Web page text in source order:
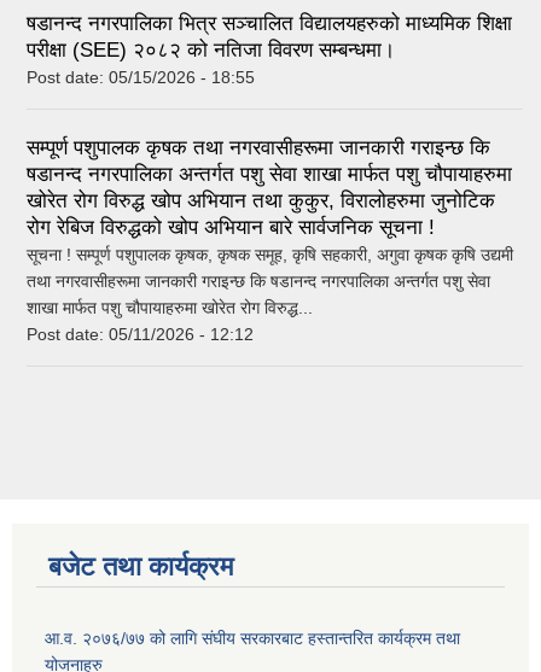
षडानन्द नगरपालिका भित्र सञ्चालित विद्यालयहरुको माध्यमिक शिक्षा
परीक्षा (SEE) २०८२ को नतिजा विवरण सम्बन्धमा।
Post date: 05/15/2026 - 18:55
सम्पूर्ण पशुपालक कृषक तथा नगरवासीहरूमा जानकारी गराइन्छ कि
षडानन्द नगरपालिका अन्तर्गत पशु सेवा शाखा मार्फत पशु चौपायाहरुमा
खोरेत रोग विरुद्ध खोप अभियान तथा कुकुर, विरालोहरुमा जुनोटिक
रोग रेबिज विरुद्धको खोप अभियान बारे सार्वजनिक सूचना !
सूचना ! सम्पूर्ण पशुपालक कृषक, कृषक समूह, कृषि सहकारी, अगुवा कृषक कृषि उद्यमी
तथा नगरवासीहरूमा जानकारी गराइन्छ कि षडानन्द नगरपालिका अन्तर्गत पशु सेवा
शाखा मार्फत पशु चौपायाहरुमा खोरेत रोग विरुद्ध...
Post date: 05/11/2026 - 12:12
बजेट तथा कार्यक्रम
आ.व. २०७६/७७ को लागि संघीय सरकारबाट हस्तान्तरित कार्यक्रम तथा
योजनाहरु